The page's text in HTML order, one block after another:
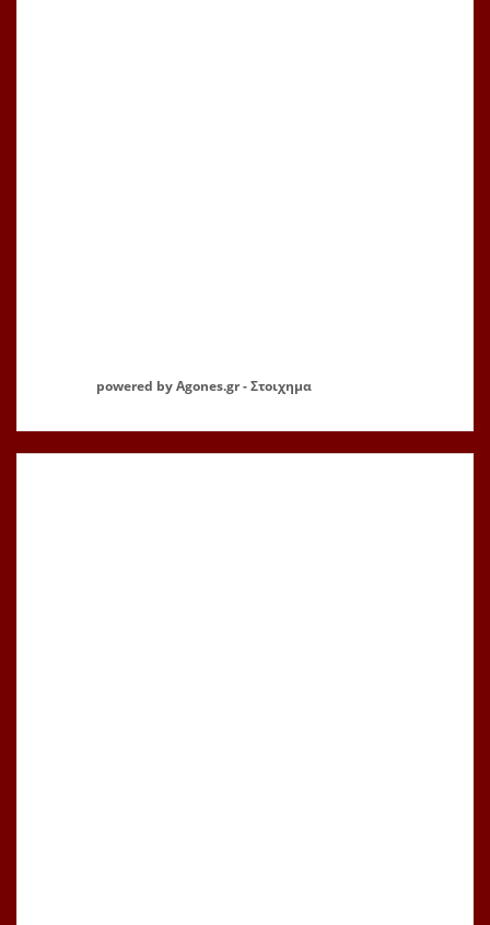
powered byAgones.gr-Στοιχημα